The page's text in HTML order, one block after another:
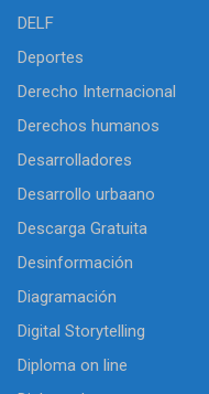
DELF
Deportes
Derecho Internacional
Derechos humanos
Desarrolladores
Desarrollo urbaano
Descarga Gratuita
Desinformación
Diagramación
Digital Storytelling
Diploma on line